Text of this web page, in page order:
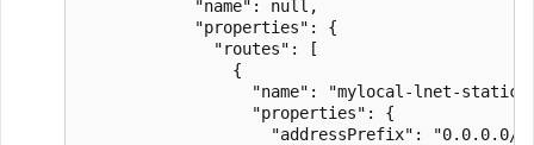
            "name": null,
            "properties": {
              "routes": [
                {
"name": "mylocal-lnet-
                  "properties": {
"addressPrefix": "0.0.0.0/